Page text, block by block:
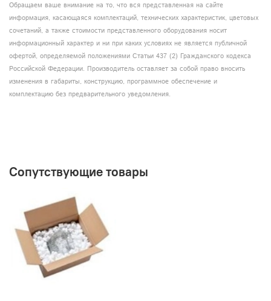
Обращаем ваше внимание на то, что вся представленная на сайте
информация, касающаяся комплектаций, технических характеристик, цветовых
сочетаний, а также стоимости представленного оборудования носит
информационный характер и ни при каких условиях не является публичной
офертой, определяемой положениями Статьи 437 (2) Гражданского кодекса
Российской Федерации. Производитель оставляет за собой право вносить
изменения в габариты, конструкцию, программное обеспечение и
комплектацию без предварительного уведомления.
Сопутствующие товары